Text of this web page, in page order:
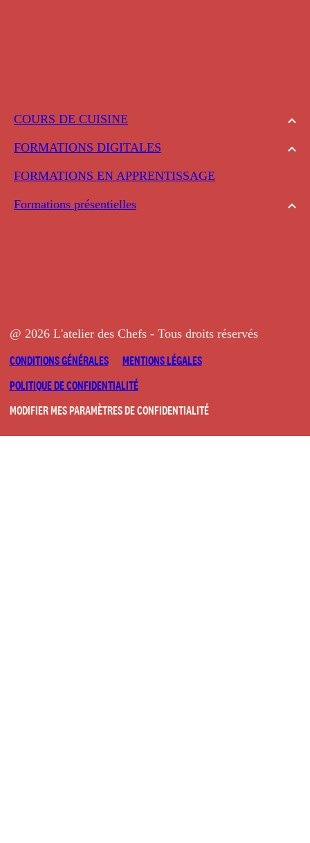
COURS DE CUISINE
FORMATIONS DIGITALES
FORMATIONS EN APPRENTISSAGE
Formations présentielles
@ 2026 L'atelier des Chefs - Tous droits réservés
CONDITIONS GÉNÉRALES
MENTIONS LÉGALES
POLITIQUE DE CONFIDENTIALITÉ
MODIFIER MES PARAMÈTRES DE CONFIDENTIALITÉ